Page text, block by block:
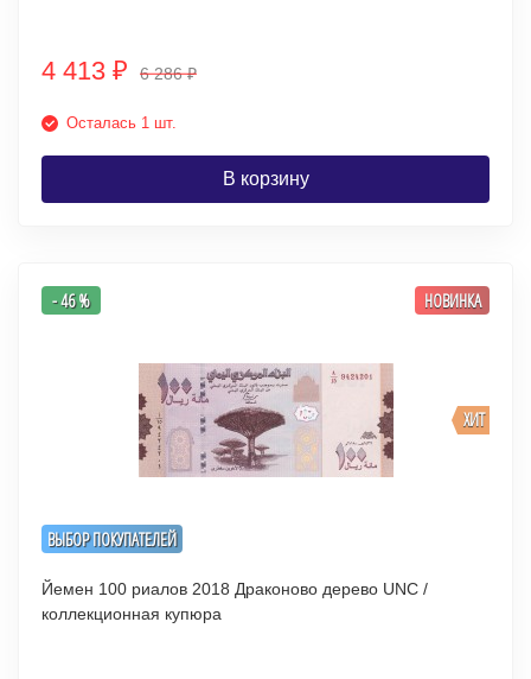
4 413 ₽ 6 286₽
Осталась 1 шт.
В корзину
ВЫБОР ПОКУПАТЕЛЕЙ
ХИТ
- 46 % НОВИНКА
Йемен 100 риалов 2018 Драконово дерево UNC /
коллекционная купюра